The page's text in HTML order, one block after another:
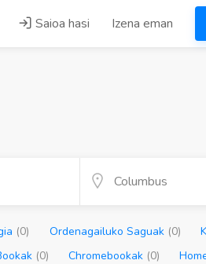
Saioa hasi Izena eman
(0) Ordenagailuko Saguak (0)
(0) Chromebookak (0)